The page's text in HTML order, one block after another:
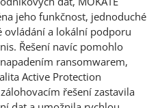
jeho funkčnost, jednoduché
ovládání a lokální podporu
Řešení navíc pomohlo
ransomwarem,
Active Protection
řešení zastavila